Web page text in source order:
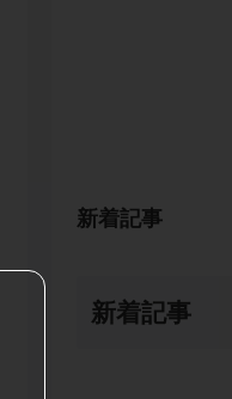
新着記事
新着記事